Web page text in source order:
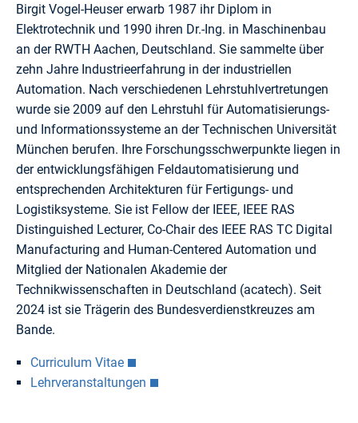
Birgit Vogel-Heuser erwarb 1987 ihr Diplom in
Elektrotechnik und 1990 ihren Dr.-Ing. in Maschinenbau
an der RWTH Aachen, Deutschland. Sie sammelte über
zehn Jahre Industrieerfahrung in der industriellen
Automation. Nach verschiedenen Lehrstuhlvertretungen
wurde sie 2009 auf den Lehrstuhl für Automatisierungs-
und Informationssysteme an der Technischen Universität
München berufen. Ihre Forschungsschwerpunkte liegen in
der entwicklungsfähigen Feldautomatisierung und
entsprechenden Architekturen für Fertigungs- und
Logistiksysteme. Sie ist Fellow der IEEE, IEEE RAS
Distinguished Lecturer, Co-Chair des IEEE RAS TC Digital
Manufacturing and Human-Centered Automation und
Mitglied der Nationalen Akademie der
Technikwissenschaften in Deutschland (acatech). Seit
2024 ist sie Trägerin des Bundesverdienstkreuzes am
Bande.
Curriculum Vitae
Lehrveranstaltungen